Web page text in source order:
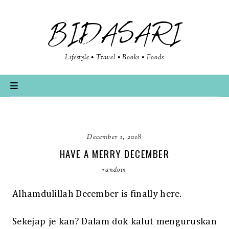
BIDASARI
Lifestyle • Travel • Books • Foods
December 1, 2018
HAVE A MERRY DECEMBER
random
Alhamdulillah December is finally here.
Sekejap je kan? Dalam dok kalut menguruskan